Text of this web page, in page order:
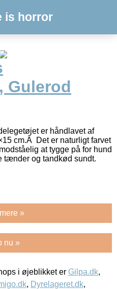
is horror
Gulerod
er håndlavet af
cm.Â Det er naturligt farvet
at tygge på for hund
tænder og tandkød sundt.
»
nu »
i øjeblikket er Gilpa.dk,
, Dyrelageret.dk,